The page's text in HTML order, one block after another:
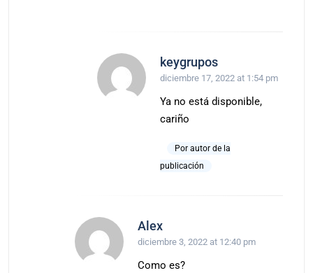
keygrupos
diciembre 17, 2022 at 1:54 pm
Ya no está disponible,
cariño
Por autor de la
publicación
Alex
diciembre 3, 2022 at 12:40 pm
Como es?